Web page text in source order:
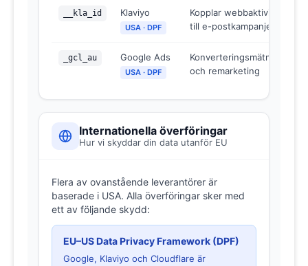
__kla_id Klaviyo
USA · DPF
Kopplar webbaktivitet
till e-postkampanjer
_gcl_au Google Ads
USA · DPF
Konverteringsmätning
och remarketing
Internationella överföringar
Hur vi skyddar din data utanför EU
Flera av ovanstående leverantörer är
baserade i USA. Alla överföringar sker med
ett av följande skydd:
EU–US Data Privacy Framework (DPF)
Google, Klaviyo och Cloudflare är